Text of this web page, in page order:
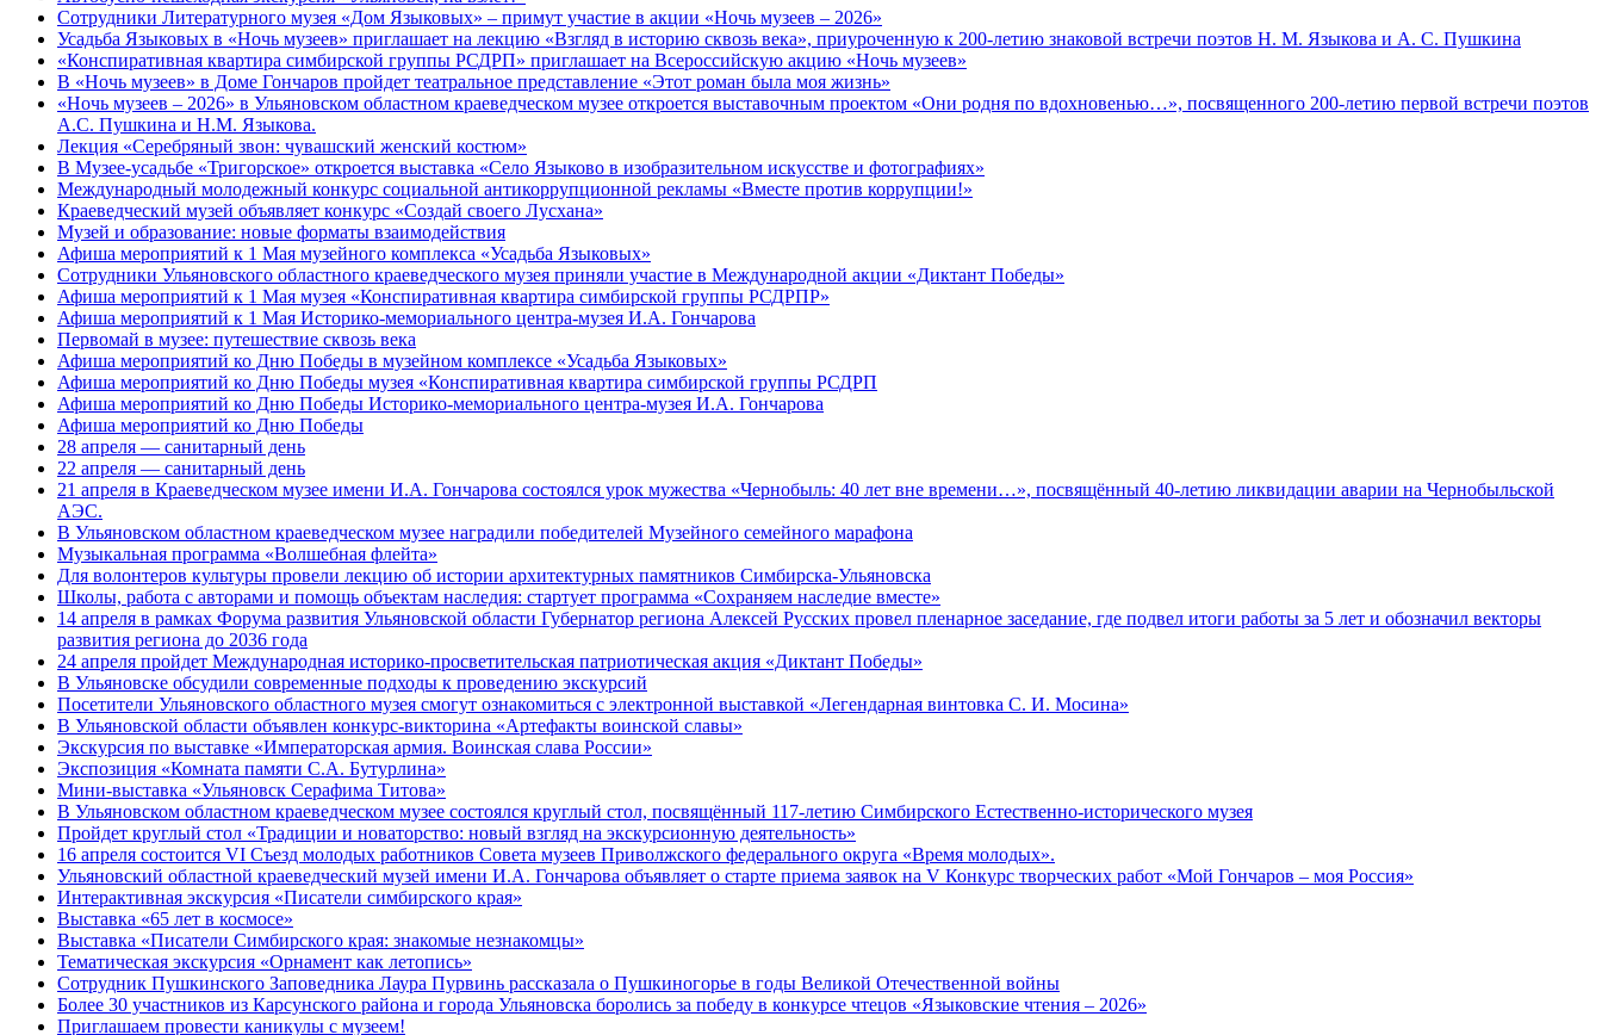
Сотрудники Литературного музея «Дом Языковых» – примут участие в акции «Ночь музеев – 2026»
Усадьба Языковых в «Ночь музеев» приглашает на лекцию «Взгляд в историю сквозь века», приуроченную к 200-летию знаковой встречи поэтов Н. М. Языкова и А. С. Пушкина
«Конспиративная квартира симбирской группы РСДРП» приглашает на Всероссийскую акцию «Ночь музеев»
В «Ночь музеев» в Доме Гончаров пройдет театральное представление «Этот роман была моя жизнь»
«Ночь музеев – 2026» в Ульяновском областном краеведческом музее откроется выставочным проектом «Они родня по вдохновенью…», посвященного 200-летию первой встречи поэтов
А.С. Пушкина и Н.М. Языкова.
Лекция «Серебряный звон: чувашский женский костюм»
В Музее-усадьбе «Тригорское» откроется выставка «Село Языково в изобразительном искусстве и фотографиях»
Международный молодежный конкурс социальной антикоррупционной рекламы «Вместе против коррупции!»
Краеведческий музей объявляет конкурс «Создай своего Лусхана»
Музей и образование: новые форматы взаимодействия
Афиша мероприятий к 1 Мая музейного комплекса «Усадьба Языковых»
Сотрудники Ульяновского областного краеведческого музея приняли участие в Международной акции «Диктант Победы»
Афиша мероприятий к 1 Мая музея «Конспиративная квартира симбирской группы РСДРПР»
Афиша мероприятий к 1 Мая Историко-мемориального центра-музея И.А. Гончарова
Первомай в музее: путешествие сквозь века
Афиша мероприятий ко Дню Победы в музейном комплексе «Усадьба Языковых»
Афиша мероприятий ко Дню Победы музея «Конспиративная квартира симбирской группы РСДРП
Афиша мероприятий ко Дню Победы Историко-мемориального центра-музея И.А. Гончарова
Афиша мероприятий ко Дню Победы
28 апреля — санитарный день
22 апреля — санитарный день
21 апреля в Краеведческом музее имени И.А. Гончарова состоялся урок мужества «Чернобыль: 40 лет вне времени…», посвящённый 40-летию ликвидации аварии на Чернобыльской
АЭС.
В Ульяновском областном краеведческом музее наградили победителей Музейного семейного марафона
Музыкальная программа «Волшебная флейта»
Для волонтеров культуры провели лекцию об истории архитектурных памятников Симбирска-Ульяновска
Школы, работа с авторами и помощь объектам наследия: стартует программа «Сохраняем наследие вместе»
14 апреля в рамках Форума развития Ульяновской области Губернатор региона Алексей Русских провел пленарное заседание, где подвел итоги работы за 5 лет и обозначил векторы
развития региона до 2036 года
24 апреля пройдет Международная историко-просветительская патриотическая акция «Диктант Победы»
В Ульяновске обсудили современные подходы к проведению экскурсий
Посетители Ульяновского областного музея смогут ознакомиться с электронной выставкой «Легендарная винтовка С. И. Мосина»
В Ульяновской области объявлен конкурс-викторина «Артефакты воинской славы»
Экскурсия по выставке «Императорская армия. Воинская слава России»
Экспозиция «Комната памяти С.А. Бутурлина»
Мини-выставка «Ульяновск Серафима Титова»
В Ульяновском областном краеведческом музее состоялся круглый стол, посвящённый 117-летию Симбирского Естественно-исторического музея
Пройдет круглый стол «Традиции и новаторство: новый взгляд на экскурсионную деятельность»
16 апреля состоится VI Съезд молодых работников Совета музеев Приволжского федерального округа «Время молодых».
Ульяновский областной краеведческий музей имени И.А. Гончарова объявляет о старте приема заявок на V Конкурс творческих работ «Мой Гончаров – моя Россия»
Интерактивная экскурсия «Писатели симбирского края»
Выставка «65 лет в космосе»
Выставка «Писатели Симбирского края: знакомые незнакомцы»
Тематическая экскурсия «Орнамент как летопись»
Сотрудник Пушкинского Заповедника Лаура Пурвинь рассказала о Пушкиногорье в годы Великой Отечественной войны
Более 30 участников из Карсунского района и города Ульяновска боролись за победу в конкурсе чтецов «Языковские чтения – 2026»
Приглашаем провести каникулы с музеем!